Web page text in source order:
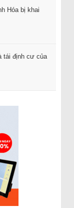
Hóa bị khai
tái định cư của